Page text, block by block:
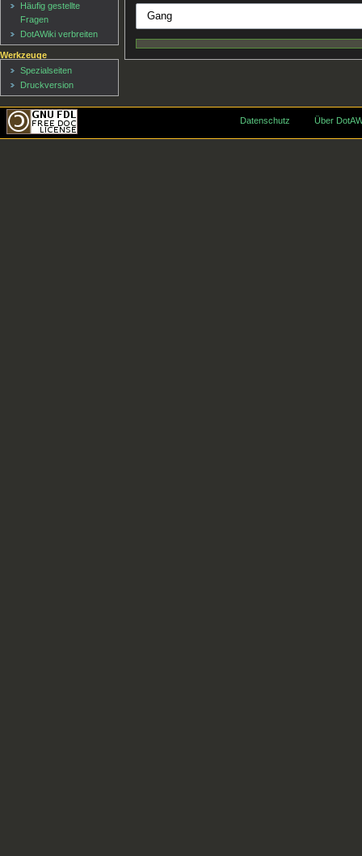
Häufig gestellte
Fragen
DotAWiki verbreiten
Werkzeuge
Spezialseiten
Druckversion
Datenschutz Über